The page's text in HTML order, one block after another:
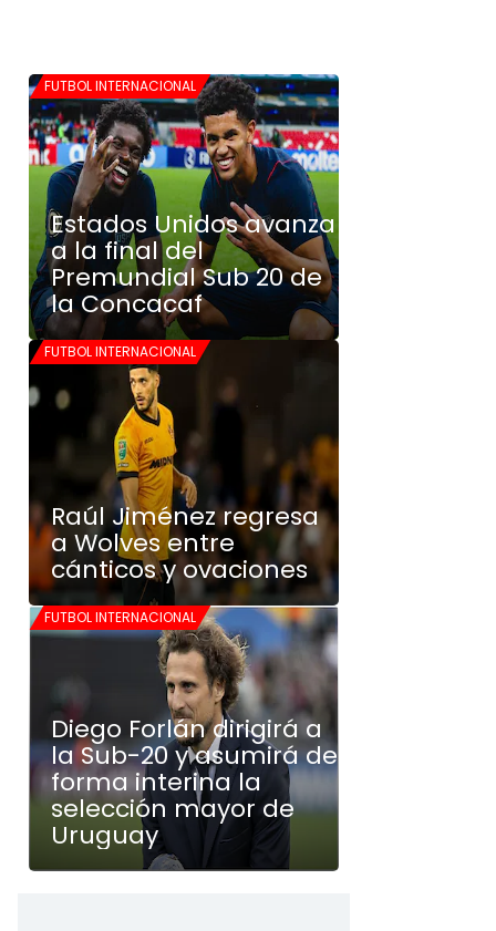
FUTBOL INTERNACIONAL
Estados Unidos avanza
a la final del
Premundial Sub 20 de
la Concacaf
FUTBOL INTERNACIONAL
Raúl Jiménez regresa
a Wolves entre
cánticos y ovaciones
FUTBOL INTERNACIONAL
Diego Forlán dirigirá a
la Sub-20 y asumirá de
forma interina la
selección mayor de
Uruguay